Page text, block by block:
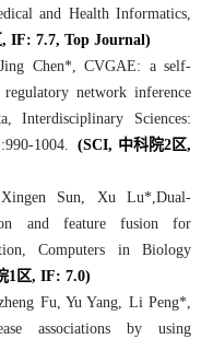
and Health Informatics,
, IF: 7.7, Top Journal)
Chen*, CVGAE: a self-
network inference
Interdisciplinary Sciences:
1004. (SCI, 中科院2区,
Sun,
Xu Lu*,Dual-
and feature fusion for
Computers in Biology
1区, IF: 7.0)
Fu, Yu Yang, Li Peng*,
associations by using